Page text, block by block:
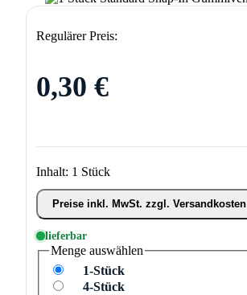
Regulärer Preis:
0,30 €
Inhalt: 1 Stück
Preise inkl. MwSt. zzgl. Versandkosten
lieferbar
Menge auswählen
1-Stück
4-Stück